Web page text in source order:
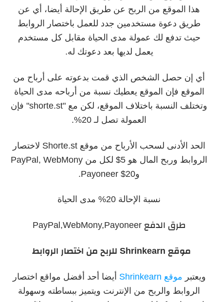
هذا الموقع من الربح عن طريق الإحالة أيضا، أي عن
طريق دعوة مستخدمين جدد للعمل باختصار الروابط
حيث تدفع لك عمولة مدى الحياة مقابل كل مستخدم
يعمل لديها بعد دعوتك له.
أي إن حصل الشخص الذي قمت بدعوته على أرباح من
الموقع فإن الموقع يعطيك نسبة من أرباحه مدى الحياة
وتختلف النسبة باختلاف الموقع، لكن مع "shorte.st" فإن
العمولة تصل لـ 20%.
الحد الأدنى لسحب الأرباح من موقع Shorte.st لاختصار
الروابط وربح المال هو 5$ لكل من PayPal, WebMony
و20$ Payoneer.
نسبة الإحالة 20% مدى الحياة
طرق الدفع PayPal,WebMony,Payoneer
موقع Shrinkearn للربح من اختصار الروابط
ويعتبر موقع Shrinkearn
أيضا أحد أفضل مواقع اختصار
الروابط والربح من الإنترنت ويتميز ببساطته وسهولة